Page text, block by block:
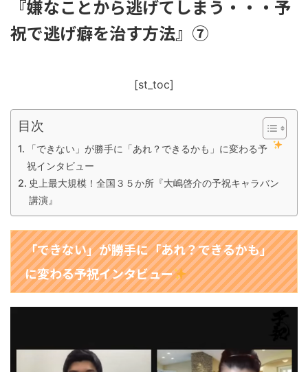
『嫌なことから逃げてしまう・・・予
祝で逃げ癖を治す方法』⑦
[st_toc]
目次
「できない」が勝手に「あれ？できるかも」に変わる予
祝インタビュー
史上最大規模！全国３５か所『大嶋啓介の予祝キャラバン
講演』
「できない」が勝手に「あれ？できるかも」
に変わる予祝インタビュー